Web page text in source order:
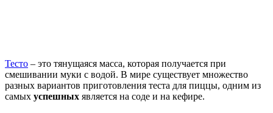
Тесто – это тянущаяся масса, которая получается при
смешивании муки с водой. В мире существует множество
разных вариантов приготовления теста для пиццы, одним из
самых успешных является на соде и на кефире.